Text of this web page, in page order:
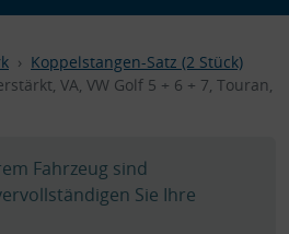
Koppelstangen-Satz (2 Stück)
VA, VW Golf 5 + 6 + 7, Touran,
Fahrzeug sind
Sie Ihre